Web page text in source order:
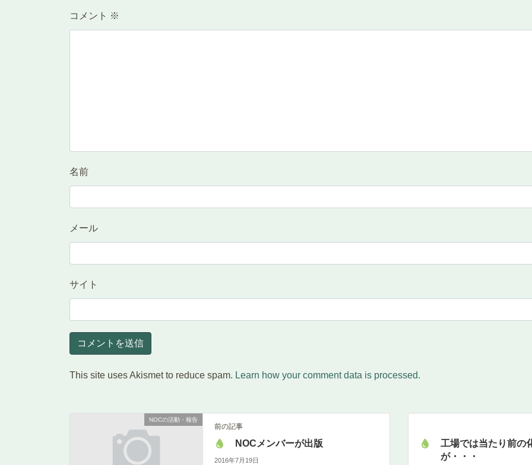
コメント ※
名前
メール
サイト
This site uses Akismet to reduce spam. Learn how your comment data is processed.
NOCの活動・報告
前の記事
NOCメンバーが出版
2016年7月19日
工場では当たり前の
が・・・